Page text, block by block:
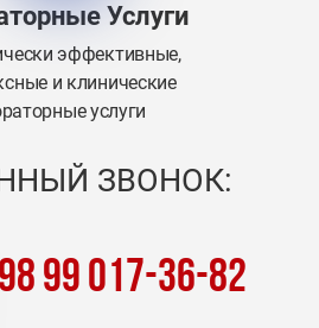
Услуги
эффективные,
и клинические
услуги
ЗВОНОК:
99 017-36-82